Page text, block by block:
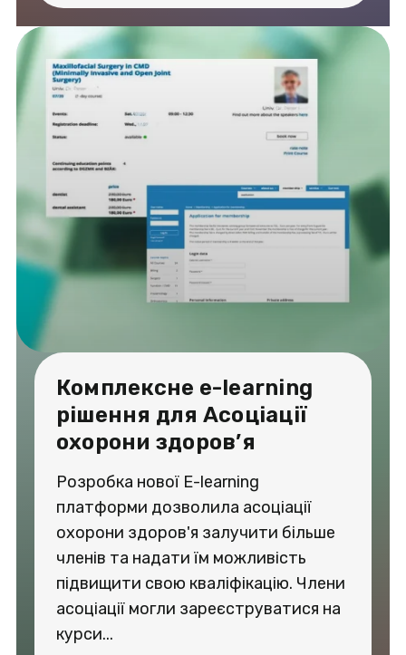
Комплексне e-learning
рішення для Асоціації
охорони здоров’я
Розробка нової E-learning
платформи дозволила асоціації
охорони здоров'я залучити більше
членів та надати їм можливість
підвищити свою кваліфікацію. Члени
асоціації могли зареєструватися на
курси...